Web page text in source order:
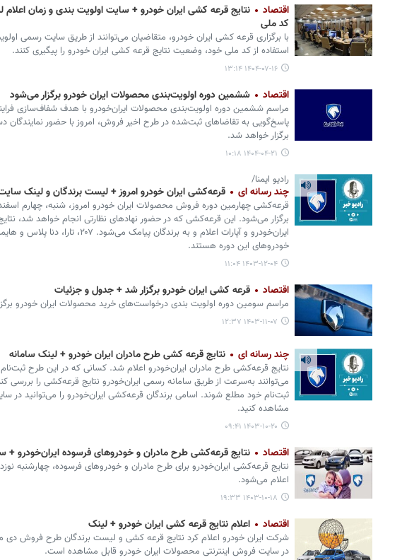
اقتصاد
نتایج قرعه کشی ایران خودرو + سایت اولویت بندی و زمان
کد ملی
با برگزاری قرعه کشی ایران خودرو، متقاضیان می‌توانند از طریق سایت رسمی
استفاده از کد ملی خود، وضعیت نتایج قرعه کشی ایران خودرو را پیگیری کنند.
۱۴۰۴-۰۷-۱۶ ۱۳:۱۴
اقتصاد ششمین دوره اولویت‌بندی محصولات ایران‌ خودرو برگزار می‌شود
مراسم ششمین دوره اولویت‌بندی محصولات ایران‌خودرو با هدف شفاف‌سازی
پاسخ‌گویی به تقاضاهای ثبت‌شده در طرح‌ اخیر فروش، امروز با حضور نمایندگان
برگزار خواهد شد.
۱۴۰۴-۰۴-۲۱ ۱۰:۱۸
رادیو ایمنا/
چند رسانه ای قرعه‌کشی ایران خودرو امروز + لیست برندگان و لینک
برگزار می‌شود. این قرعه‌کشی که در حضور نهادهای نظارتی انجام خواهد شد،
خودروهای این دوره هستند.
۱۴۰۳-۱۲-۰۴ ۱۱:۰۴
اقتصاد قرعه‌ کشی ایران‌ خودرو برگزار شد + جدول و جزئیات
مراسم سومین دوره اولویت‌ بندی درخواست‌های خرید محصولات ایران‌ خودرو
۱۴۰۳-۱۱-۰۷ ۱۲:۳۷
چند رسانه ای نتایج قرعه کشی طرح مادران ایران خودرو + لینک سامانه
نتایج قرعه‌کشی طرح مادران ایران‌خودرو اعلام شد. کسانی که در این طرح ثبت‌نام
می‌توانند به‌سرعت از طریق سامانه رسمی ایران‌خودرو نتایج قرعه‌کشی را بررسی
مشاهده کنید.
۱۴۰۳-۱۰-۲۰ ۰۹:۴۱
اقتصاد نتایج قرعه‌کشی طرح مادران و خودروهای فرسوده ایران‌خودرو +
اعلام می‌شود.
۱۴۰۳-۱۰-۱۸ ۱۹:۳۳
اقتصاد اعلام نتایج قرعه کشی ایران خودرو + لینک
شرکت ایران خودرو اعلام کرد نتایج قرعه کشی و لیست برندگان طرح فروش دی
در سایت فروش اینترنتی محصولات ایران خودرو قابل مشاهده است.